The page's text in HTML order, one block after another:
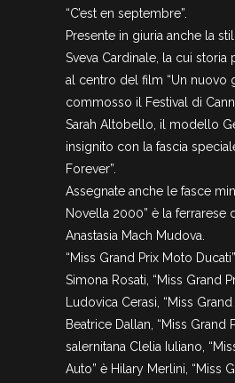
“C’est en septembre”.
Presente in giuria anche la
Sveva Cardinale, la cui storia
al centro del film “Un nuovo
commosso il Festival di
Sarah Altobello, il modello
insignito con la fascia
Forever”.
Assegnate anche le fasce
Novella 2000” è la ferrarese
Anastasia Mach Mudova.
“Miss Grand Prix Moto
Simona Rosati, “Miss Grand
Ludovica Cerasi, “Miss
Beatrice Dallan, “Miss Grand
salernitana Clelia Iuliano,
Auto” è Hilary Merlini, “Miss